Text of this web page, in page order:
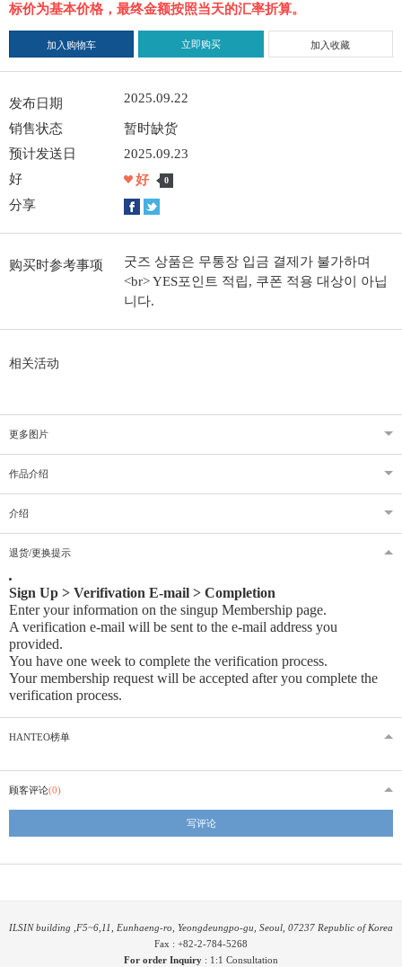
标价为基本价格，最终金额按照当天的汇率折算。
加入购物车 立即购买 加入收藏
发布日期 2025.09.22
销售状态
暂时缺货
预计发送日
2025.09.23
好
好 0
分享
购买时参考事项
굿즈 상품은 무통장 입금 결제가 불가하며
<br> YES포인트 적립, 쿠폰 적용 대상이 아닙
니다.
相关活动
更多图片
作品介绍
介绍
退货/更换提示
Sign Up > Verifivation E-mail > Completion
Enter your information on the singup Membership page.
A verification e-mail will be sent to the e-mail address you
provided.
You have one week to complete the verification process.
Your membership request will be accepted after you complete the
verification process.
HANTEO榜单
顾客评论(0)
写评论
ILSIN building ,F5~6,11, Eunhaeng-ro, Yeongdeungpo-gu, Seoul, 07237 Republic of Korea
Fax : +82-2-784-5268
For order Inquiry : 1:1 Consultation